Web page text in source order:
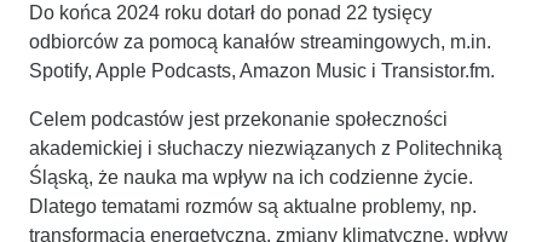
Do końca 2024 roku dotarł do ponad 22 tysięcy
odbiorców za pomocą kanałów streamingowych, m.in.
Spotify, Apple Podcasts, Amazon Music i Transistor.fm.
Celem podcastów jest przekonanie społeczności
akademickiej i słuchaczy niezwiązanych z Politechniką
Śląską, że nauka ma wpływ na ich codzienne życie.
Dlatego tematami rozmów są aktualne problemy, np.
transformacja energetyczna, zmiany klimatyczne, wpływ